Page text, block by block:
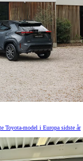
Toyota-model i Europa sidste år